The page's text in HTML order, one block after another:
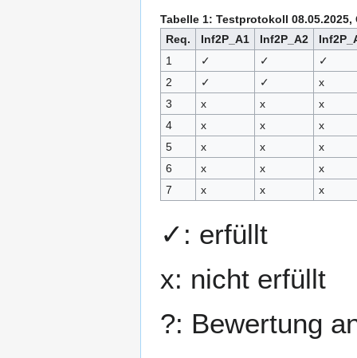
Tabelle 1: Testprotokoll 08.05.2025,
Req.
Inf2P_A1 Inf2P_A2
1
✓ ✓
✓
2
✓ ✓
x
3
x x
x
4
x x
x
5
x x
x
6
x x
x
7
x x x
✓: erfüllt
x: nicht erfüllt
?: Bewertung